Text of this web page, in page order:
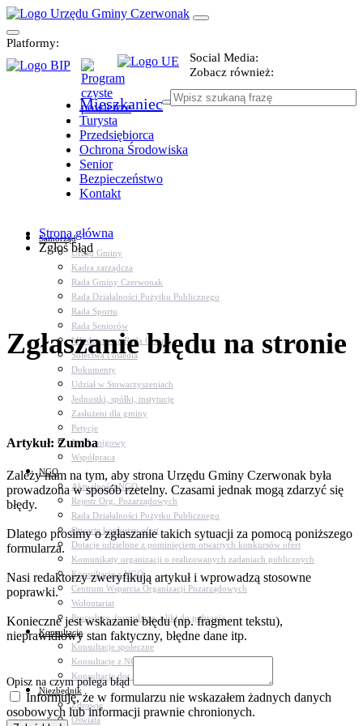
Platformy:
Social Media:
Zobacz również:
Mieszkaniec
Turysta
Przedsiębiorca
Ochrona Środowiska
Senior
Bezpieczeństwo
Kontakt
Samorząd
Urząd Gminy
Kadra zarządcza
Rada Gminy Czerwonak
Rada Działalności Pożytku Publicznego
Rada Sportu
Rada Seniorów
Młodzieżowa Rada Gminy
Sołectwa i osiedla
Dokumenty
Udział w Stowarzyszeniach
Jednostki, spółki, instytucje
Zasłużeni dla gminy
Petycje
Język migowy
Współpraca
NGO
Aktualności NGO
Rejestr Org. Pozarządowych
Rada Działalności Pożytku Publicznego
Otwarte konkursy ofert
Dotacje udzielone z pominięciem otwartych konkursów ofert
Komunikaty organizacji o realizowanych zadaniach publicznych
Konsultacje z NGO
Centrum Wsparcia Organizacji Pozarządowych
Wolontariat
Procedury, formularze, pliki do pobrania
Konsultacje
Konsultacje społeczne
Konsultacje z NGO
Konsultacje dot. dróg
Niezbędnik
Zdrowie
Oświata
Strona główna
Zgłoś błąd
Zgłaszanie błędu na stronie
Artykuł: Zumba
Zależy nam na tym, aby strona Urzędu Gminy Czerwonak była
prowadzona w sposób rzetelny. Czasami jednak mogą zdarzyć się
błędy.
Dlatego prosimy o zgłaszanie takich sytuacji za pomocą poniższego
formularza.
Nasi redaktorzy zweryfikują artykuł i wprowadzą stosowne
poprawki.
Konieczne jest wskazanie błędu (np. fragment tekstu),
nieprawidłowy stan faktyczny, błędne dane itp.
Opisz na czym polega błąd
Informuję, że w formularzu nie wskazałem żadnych danych
osobowych lub informacji prawnie chronionych.